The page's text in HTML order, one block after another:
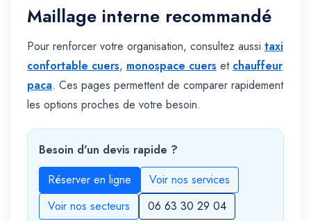
Maillage interne recommandé
Pour renforcer votre organisation, consultez aussi taxi
confortable cuers, monospace cuers et chauffeur
paca. Ces pages permettent de comparer rapidement
les options proches de votre besoin.
Besoin d'un devis rapide ?
Réserver en ligne
Voir nos services
Voir nos secteurs
06 63 30 29 04